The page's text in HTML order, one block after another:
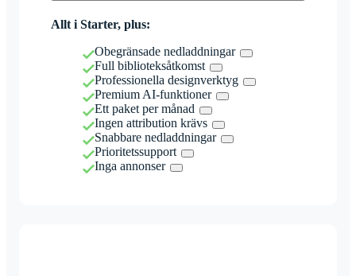
Allt i Starter, plus:
Obegränsade nedladdningar
Full biblioteksåtkomst
Professionella designverktyg
Premium AI-funktioner
Ett paket per månad
Ingen attribution krävs
Snabbare nedladdningar
Prioritetssupport
Inga annonser